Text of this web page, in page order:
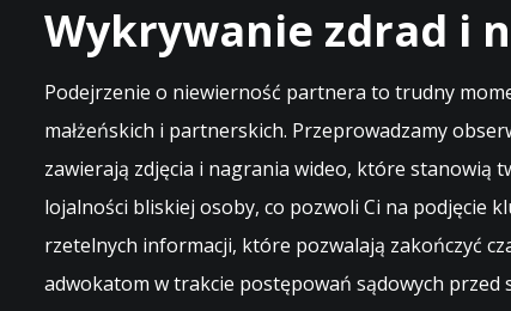
Wykrywanie zdrad i
Podejrzenie o niewierność partnera to trudny
małżeńskich i partnerskich. Przeprowadzamy
zawierają zdjęcia i nagrania wideo, które stanowią
lojalności bliskiej osoby, co pozwoli Ci na podjęcie
rzetelnych informacji, które pozwalają zakończyć
adwokatom w trakcie postępowań sądowych przed